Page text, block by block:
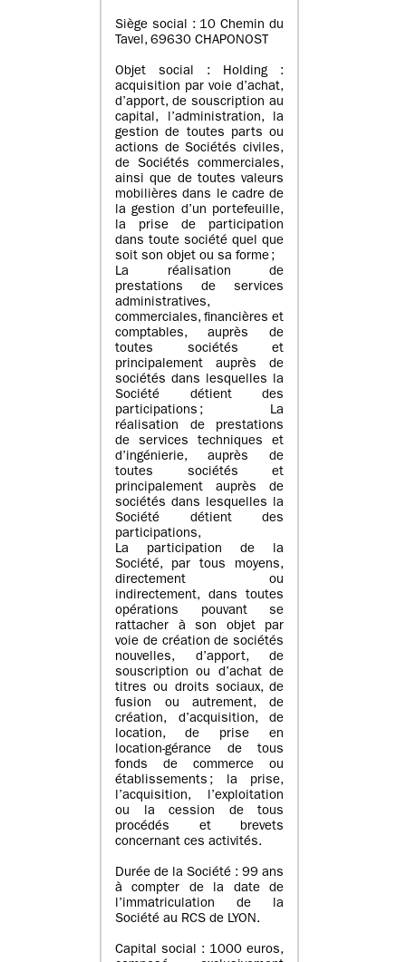
Siège social : 10 Chemin du
Tavel, 69630 CHAPONOST
Objet social : Holding :
acquisition par voie d’achat,
d’apport, de souscription au
capital, l’administration, la
gestion de toutes parts ou
actions de Sociétés civiles,
de Sociétés commerciales,
ainsi que de toutes valeurs
mobilières dans le cadre de
la gestion d’un portefeuille,
la prise de participation
dans toute société quel que
soit son objet ou sa forme ;
La réalisation de
prestations de services
administratives,
commerciales, financières et
comptables, auprès de
toutes sociétés et
principalement auprès de
sociétés dans lesquelles la
Société détient des
participations ; La
réalisation de prestations
de services techniques et
d’ingénierie, auprès de
toutes sociétés et
principalement auprès de
sociétés dans lesquelles la
Société détient des
participations,
La participation de la
Société, par tous moyens,
directement ou
indirectement, dans toutes
opérations pouvant se
rattacher à son objet par
voie de création de sociétés
nouvelles, d’apport, de
souscription ou d’achat de
titres ou droits sociaux, de
fusion ou autrement, de
création, d’acquisition, de
location, de prise en
location-gérance de tous
fonds de commerce ou
établissements ; la prise,
l’acquisition, l’exploitation
ou la cession de tous
procédés et brevets
concernant ces activités.
Durée de la Société : 99 ans
à compter de la date de
l’immatriculation de la
Société au RCS de LYON.
Capital social : 1000 euros,